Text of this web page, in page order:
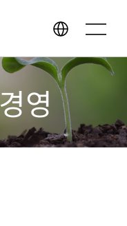
사업영역
바이오에너지
영